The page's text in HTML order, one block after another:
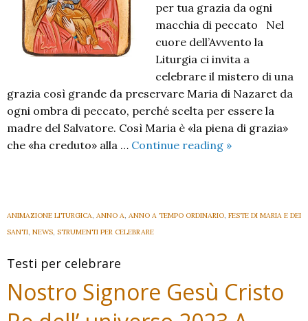
per tua grazia da ogni
macchia di peccato Nel
cuore dell’Avvento la
Liturgia ci invita a
celebrare il mistero di una
grazia così grande da preservare Maria di Nazaret da
ogni ombra di peccato, perché scelta per essere la
madre del Salvatore. Così Maria è «la piena di grazia»
che «ha creduto» alla … Continue reading Immacolata
Vergine
»
ANIMAZIONE LITURGICA, ANNO A, ANNO A TEMPO ORDINARIO, FESTE DI MARIA E DEI
SANTI, NEWS, STRUMENTI PER CELEBRARE
Testi per celebrare
Nostro Signore Gesù Cristo